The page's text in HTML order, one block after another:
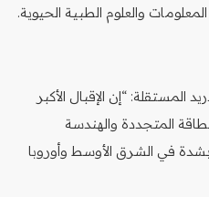
والعلوم الطبية الحيوية.
“إن الإقبال الأكبر
المتجددة والهندسة
في الشرق الأوسط وأوروبا